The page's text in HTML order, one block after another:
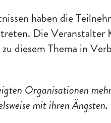
haben die
Die
diesem Thema in
Organisationen
mit ihren Ängsten.